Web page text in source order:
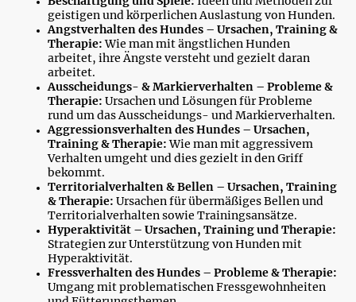
geistigen und körperlichen Auslastung von Hunden.
Angstverhalten des Hundes – Ursachen, Training &
Therapie:Wie man mit ängstlichen Hunden
arbeitet, ihre Ängste versteht und gezielt daran
arbeitet.
Ausscheidungs- & Markierverhalten – Probleme &
Therapie: Ursachen und Lösungen für Probleme
rund um das Ausscheidungs- und Markierverhalten.
Aggressionsverhalten des Hundes – Ursachen,
Training & Therapie:Wie man mit aggressivem
Verhalten umgeht und dies gezielt in den Griff
bekommt.
Territorialverhalten & Bellen – Ursachen, Training
& Therapie: Ursachen für übermäßiges Bellen und
Territorialverhalten sowie Trainingsansätze.
Hyperaktivität – Ursachen, Training und Therapie:
Strategien zur Unterstützung von Hunden mit
Hyperaktivität.
Fressverhalten des Hundes – Probleme & Therapie:
Umgang mit problematischen Fressgewohnheiten